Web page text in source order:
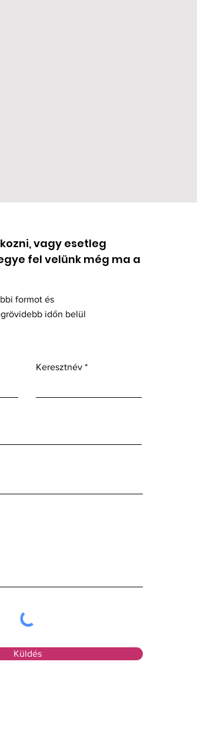
vagy esetleg
fel velünk még ma a
formot és
időn belül
Keresztnév
Küldés